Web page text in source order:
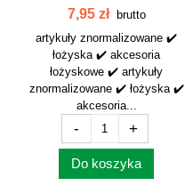
7,95 zł
brutto
artykuły znormalizowane ✔️
łożyska ✔️ akcesoria
łożyskowe ✔️ artykuły
znormalizowane ✔️ łożyska ✔️
akcesoria...
- +
Do koszyka